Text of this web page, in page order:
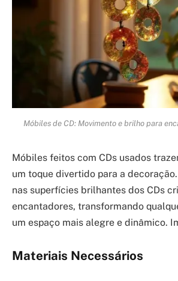
Móbiles de CD: Movimento e brilho para
Móbiles feitos com CDs usados
um toque divertido para a
nas superfícies brilhantes dos CDs
encantadores, transformando
um espaço mais alegre e dinâmico.
Materiais Necessários